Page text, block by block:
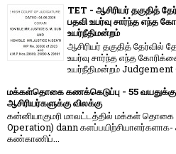
TET - ஆசிரியர் தகுதித்
பதவி உயர்வு சார்ந்த எந்த
உயர்நீதிமன்றம்
ஆசிரியர் தகுதித் தேர்வில்
உயர்வு சார்ந்த எந்த
உயர்நீதிமன்றம் Judgement
மக்கள்தொகை கணக்கெடுப்பு - 55 வயதுக்கு
ஆசிரியர்களுக்கு விலக்கு
கன்னியாகுமரி மாவட்டத்தில் மக்கள்
Operation) dann
கண்காணிப்...